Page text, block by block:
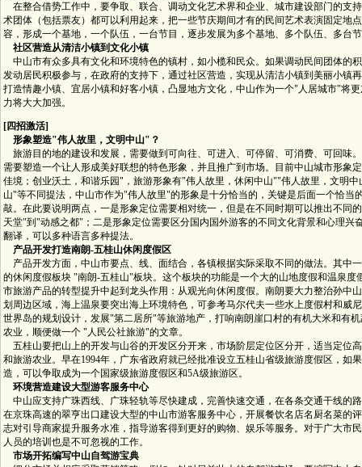
在整合借势工作中，要争取、联合、调动文化艺术界和企业、城市建设部门的支
术团体（包括票友）都可以利用起来，把一些节庆期间才有的民间艺术表演固定地
容，形成一个基地，一个队伍，一台节目，逐步发展为多个基地、多个队伍、多台
社区营造从清洁小镇到文化小镇
中山市有众多具有文化和环境特色的镇村，如小榄和民众。如果调动民间团体的
发动居民积极参与，在政府的支持下，通过社区营造，实现从清洁小镇到美丽小镇
打造情趣小镇、宜居小镇和好客小镇，凸显地方文化，中山作为一个"人居城市"将
力将大大加强。
[四招激活]
形象塑造"伟人故里，文明中山"？
旅游目的地的建设和发展，需要做到可向往、可进入、可停留、可消费、可回味
需要塑造一个让人形成美好联想的特色形象，并且推广到市场。目前中山城市形象
佳境；创业沃土，和谐乐园"，旅游形象有"伟人故里，休闲中山""伟人故里，文明
山"等不同提法，中山市作为"伟人故里"的形象是十分恰当的，关键是后面一个恰当
敲。在此要说明两点，一是形象定位需要相对统一，但是在不同时期可以推出不同
天堂"到"动感之都"；二是形象定位需要区分国内国外游客的不同文化背景和心理兴
翻译，可以多种语言多种提法。
产品开发打造南朗-五桂山休闲度假区
产品开发方面，中山市要点、线、面结合，各镇根据实际采取不同的做法。其中
的休闲度假板块 "南朗-五桂山"板块。这个板块的功能是一个大的山地度假和温泉度
市旅游产品的转型提升中起到龙头作用：从观光向休闲度假。南朗要大力整治孙中
划周边区域，海上温泉要突出海上环境特色，可参考马尔代夫一些水上度假村和威
世界岛的规划设计，发展"第二居所"等旅游地产，打响南朗崖口村的有机大米和有
农业，顺便做一个 "人民公社旅游"的文章。
五桂山要把山上的开发与山谷的开发区分开来，市场阶层定位区分开，适当定位
和旅游农业。早在1994年，广东省政府就已经批准设立五桂山省级旅游度假区，如
造，可以争取成为一个国家级旅游度假区和5A级旅游区。
环境营造建设大型游客服务中心
中山应支持广珠西线、广珠轻轨等尽快建成，完善快速交通，在各条交通干线的
在京珠高速的翠亨出口建设大型的中山市游客服务中心，开展餐饮名店名厨名菜的
志对引导商家提升服务水准，指导游客得到更好的购物、娱乐等服务。对于广大市
人员的培训也是不可忽视的工作。
市场开拓编写中山自驾游宝典